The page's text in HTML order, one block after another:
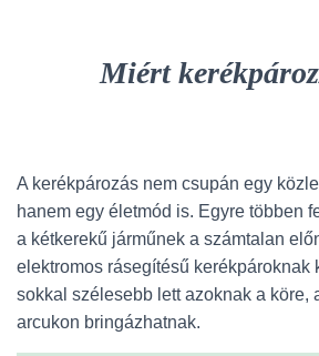
Miért
A kerékpározás nem csupán egy
hanem egy életmód is. Egyre többen
a kétkerekű járműnek a számtalan
elektromos rásegítésű kerékpároknak
sokkal szélesebb lett azoknak a köre,
arcukon bringázhatnak.